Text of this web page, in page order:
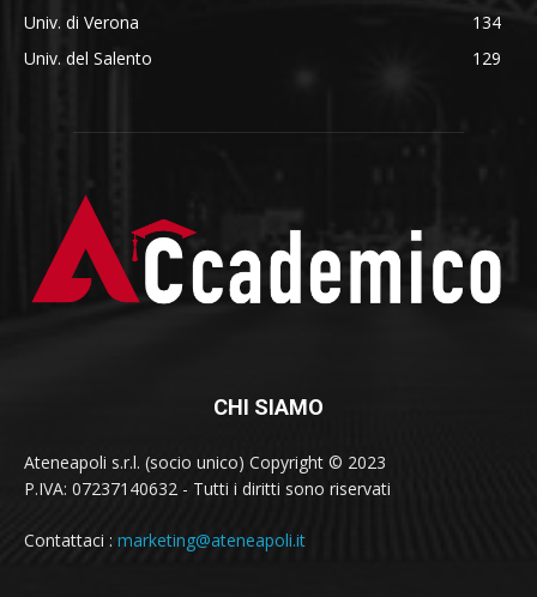
Univ. di Verona
134
Univ. del Salento
129
CHI SIAMO
Ateneapoli s.r.l. (socio unico) Copyright © 2023
P.IVA: 07237140632 - Tutti i diritti sono riservati
Contattaci : marketing@ateneapoli.it